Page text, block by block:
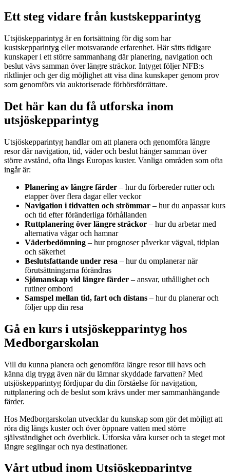
Ett steg vidare från kustskepparintyg
Utsjöskepparintyg är en fortsättning för dig som har
kustskepparintyg eller motsvarande erfarenhet. Här sätts tidigare
kunskaper i ett större sammanhang där planering, navigation och
beslut vävs samman över längre sträckor. Intyget följer NFB:s
riktlinjer och ger dig möjlighet att visa dina kunskaper genom prov
som genomförs via auktoriserade förhörsförrättare.
Det här kan du få utforska inom
utsjöskepparintyg
Utsjöskepparintyg handlar om att planera och genomföra längre
resor där navigation, tid, väder och beslut hänger samman över
större avstånd, ofta längs Europas kuster. Vanliga områden som ofta
ingår är:
Planering av längre färder – hur du förbereder rutter och
etapper över flera dagar eller veckor
Navigation i tidvatten och strömmar – hur du anpassar kurs
och tid efter föränderliga förhållanden
Ruttplanering över längre sträckor – hur du arbetar med
alternativa vägar och hamnar
Väderbedömning – hur prognoser påverkar vägval, tidplan
och säkerhet
Beslutsfattande under resa – hur du omplanerar när
förutsättningarna förändras
Sjömanskap vid längre färder – ansvar, uthållighet och
rutiner ombord
Samspel mellan tid, fart och distans – hur du planerar och
följer upp din resa
Gå en kurs i utsjöskepparintyg hos
Medborgarskolan
Vill du kunna planera och genomföra längre resor till havs och
känna dig trygg även när du lämnar skyddade farvatten? Med
utsjöskepparintyg fördjupar du din förståelse för navigation,
ruttplanering och de beslut som krävs under mer sammanhängande
färder.
Hos Medborgarskolan utvecklar du kunskap som gör det möjligt att
röra dig längs kuster och över öppnare vatten med större
självständighet och överblick. Utforska våra kurser och ta steget mot
längre seglingar och nya destinationer.
Vårt utbud inom Utsjöskepparintyg